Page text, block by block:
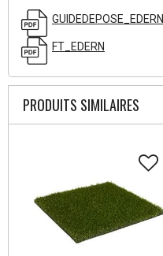
GUIDEDEPOSE_EDERN
FT_EDERN
PRODUITS SIMILAIRES